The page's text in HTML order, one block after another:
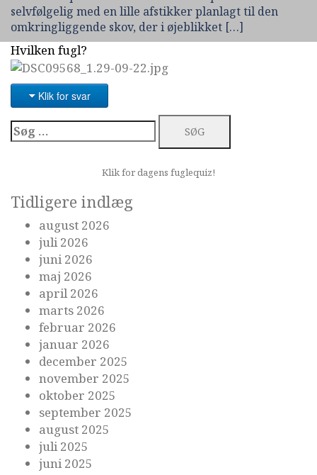
selvfølgelig med en lille afstikker planlagt til den
omkringliggende skov, der i øjeblikket […]
Hvilken fugl?
Klik for svar
Søg
efter:
Klik for dagens fuglequiz!
Tidligere indlæg
august 2026
juli 2026
juni 2026
maj 2026
april 2026
marts 2026
februar 2026
januar 2026
december 2025
november 2025
oktober 2025
september 2025
august 2025
juli 2025
juni 2025